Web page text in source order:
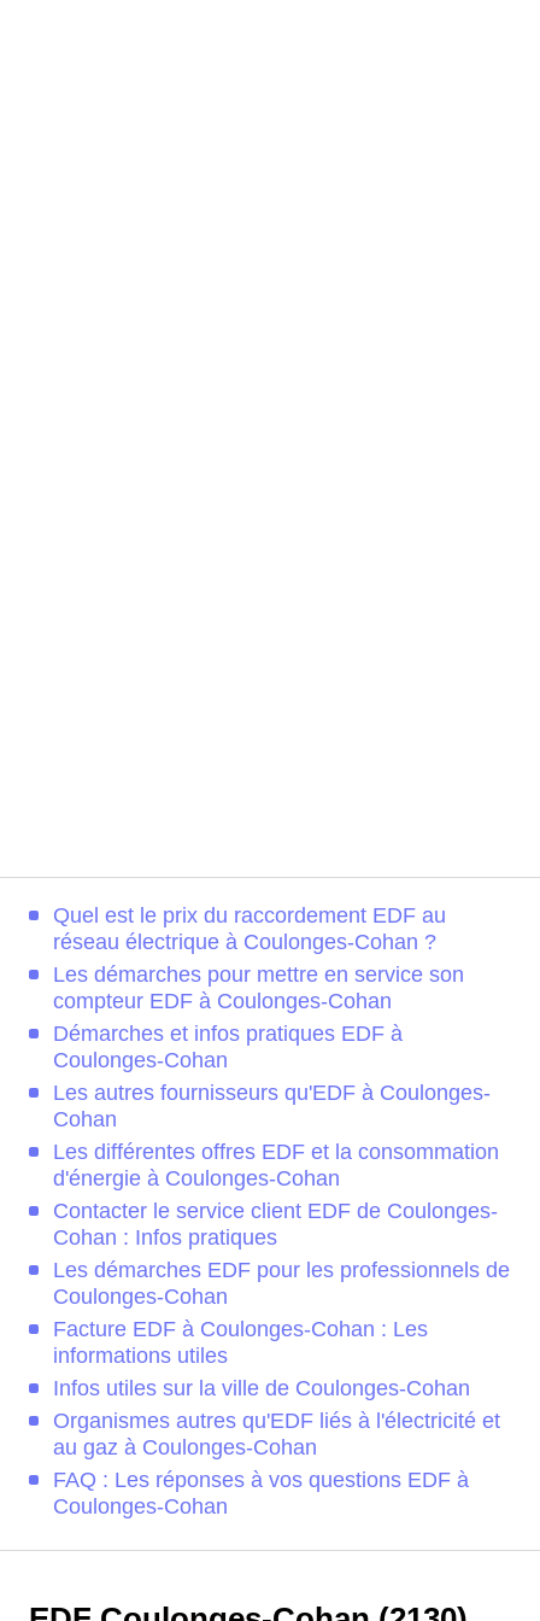
Quel est le prix du raccordement EDF au
réseau électrique à Coulonges-Cohan ?
Les démarches pour mettre en service son
compteur EDF à Coulonges-Cohan
Démarches et infos pratiques EDF à
Coulonges-Cohan
Les autres fournisseurs qu'EDF à Coulonges-
Cohan
Les différentes offres EDF et la consommation
d'énergie à Coulonges-Cohan
Contacter le service client EDF de Coulonges-
Cohan : Infos pratiques
Les démarches EDF pour les professionnels de
Coulonges-Cohan
Facture EDF à Coulonges-Cohan : Les
informations utiles
Infos utiles sur la ville de Coulonges-Cohan
Organismes autres qu'EDF liés à l'électricité et
au gaz à Coulonges-Cohan
FAQ : Les réponses à vos questions EDF à
Coulonges-Cohan